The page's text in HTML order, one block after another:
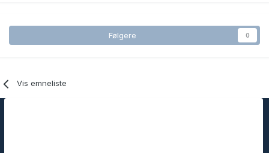
Følgere 0
Vis emneliste